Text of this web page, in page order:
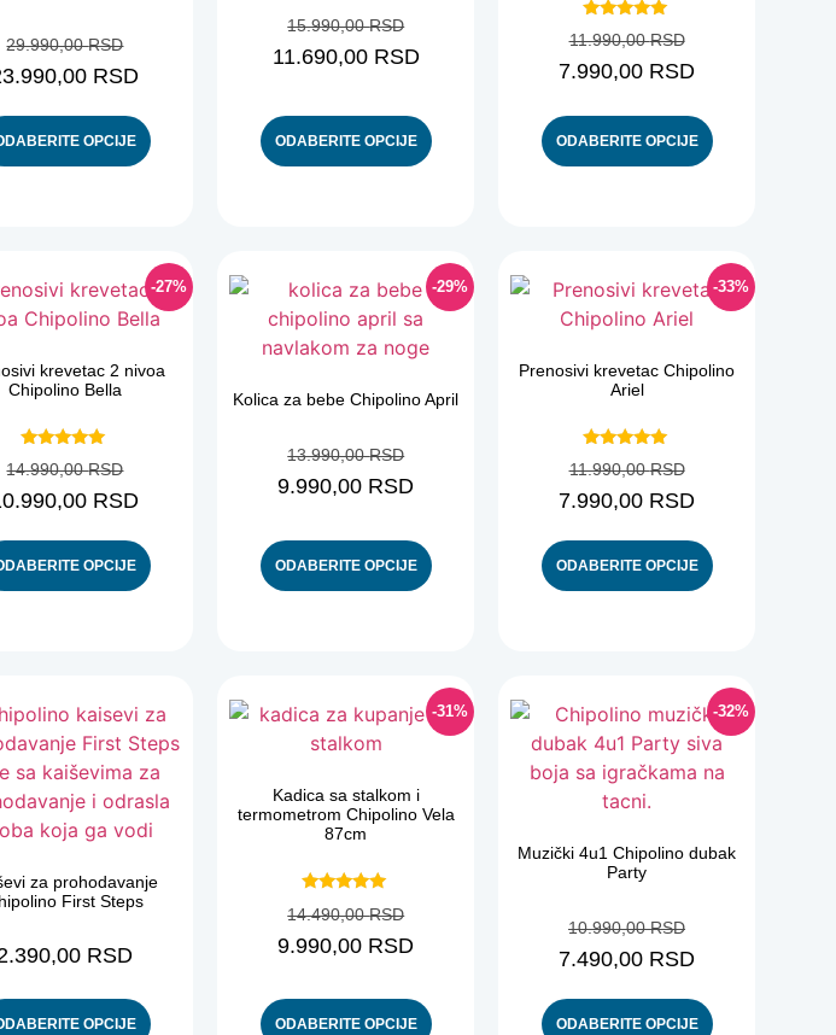
29.990,00RSD
RSD
OPCIJE
15.990,00RSD
11.690,00 RSD
ODABERITE OPCIJE
Ocenjeno
sa
5.00
od 5
11.990,00RSD
7.990,00 RSD
ODABERITE OPCIJE
-27%
krevetac 2 nivoa
Chipolino Bella
Ocenjeno
sa
5.00
od 5
14.990,00RSD
RSD
OPCIJE
-29%
Kolica za bebe Chipolino April
13.990,00RSD
9.990,00 RSD
ODABERITE OPCIJE
-33%
Prenosivi krevetac Chipolino
Ariel
Ocenjeno
sa
5.00
od 5
11.990,00RSD
7.990,00 RSD
ODABERITE OPCIJE
za prohodavanje
First Steps
RSD
OPCIJE
-31%
Kadica sa stalkom i
termometrom Chipolino Vela
87cm
sa
5.00
od 5
14.490,00RSD
9.990,00 RSD
ODABERITE OPCIJE
-32%
Muzički 4u1 Chipolino dubak
Party
10.990,00RSD
7.490,00 RSD
ODABERITE OPCIJE